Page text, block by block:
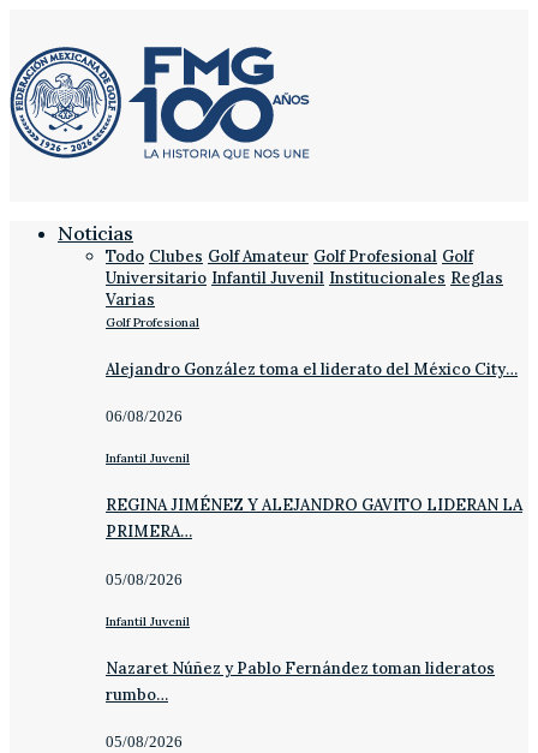
Noticias
Todo Clubes Golf Amateur Golf Profesional Golf
Universitario Infantil Juvenil Institucionales Reglas
Varias
Golf Profesional
Alejandro González toma el liderato del México City…
06/08/2026
Infantil Juvenil
REGINA JIMÉNEZ Y ALEJANDRO GAVITO LIDERAN LA
PRIMERA…
05/08/2026
Infantil Juvenil
Nazaret Núñez y Pablo Fernández toman lideratos
rumbo…
05/08/2026